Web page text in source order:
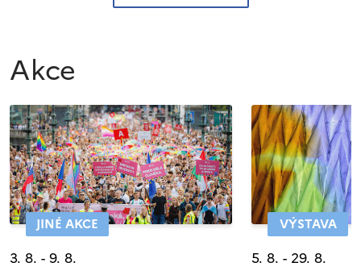
Akce
JINÉ AKCE
3. 8. - 9. 8.
VÝSTAVA
5. 8. - 29. 8.